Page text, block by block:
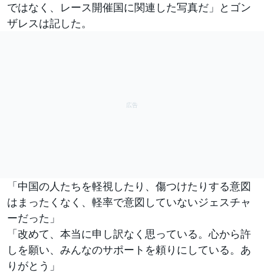
ではなく、レース開催国に関連した写真だ」とゴン
ザレスは記した。
「中国の人たちを軽視したり、傷つけたりする意図
はまったくなく、軽率で意図していないジェスチャ
ーだった」
「改めて、本当に申し訳なく思っている。心から許
しを願い、みんなのサポートを頼りにしている。あ
りがとう」